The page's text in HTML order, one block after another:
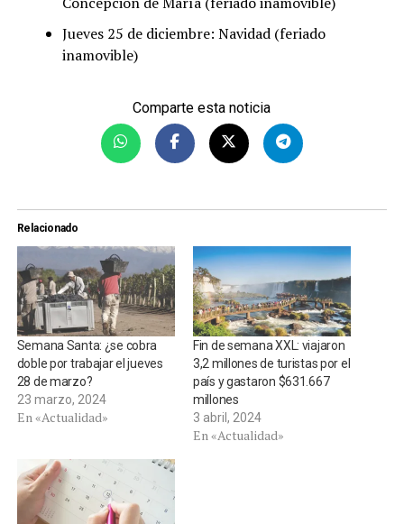
Jueves 25 de diciembre: Navidad (feriado
inamovible)
Comparte esta noticia
Relacionado
Semana Santa: ¿se cobra
doble por trabajar el jueves
28 de marzo?
23 marzo, 2024
En «Actualidad»
Fin de semana XXL: viajaron
3,2 millones de turistas por el
país y gastaron $631.667
millones
3 abril, 2024
En «Actualidad»